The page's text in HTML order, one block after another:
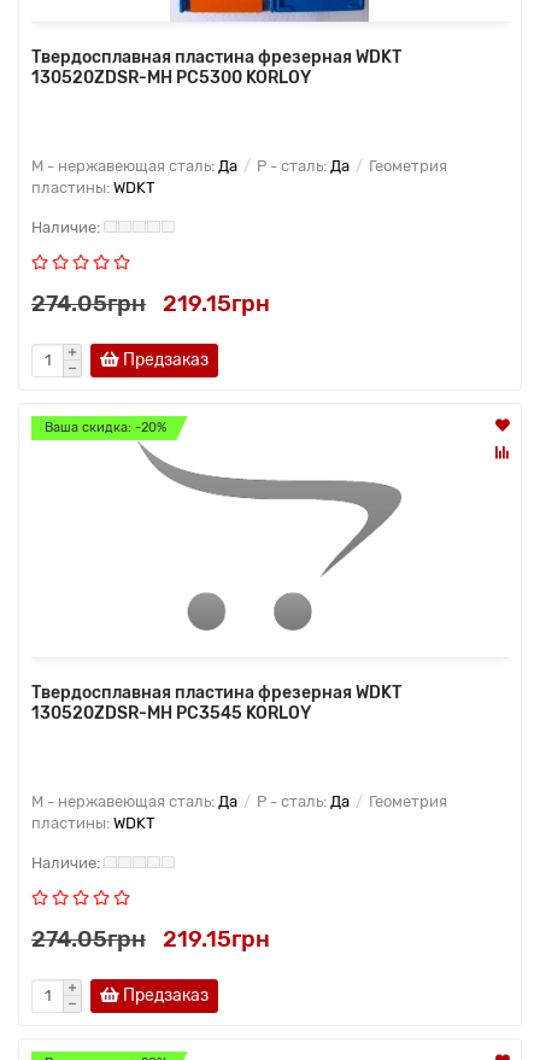
Твердосплавная пластина фрезерная WDKT
130520ZDSR-MH PC5300 KORLOY
M - нержавеющая сталь: Да P - сталь: Да
Геометрия
пластины: WDKT
274.05грн 219.15грн
Предзаказ
Ваша скидка: -20%
Твердосплавная пластина фрезерная WDKT
130520ZDSR-MH PC3545 KORLOY
M - нержавеющая сталь: Да P - сталь: Да
Геометрия
пластины: WDKT
274.05грн 219.15грн
Предзаказ